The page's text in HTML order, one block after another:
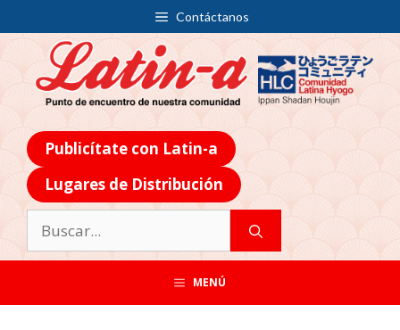
Contáctanos
Publicítate con Latin-a
Lugares de Distribución
MENÚ